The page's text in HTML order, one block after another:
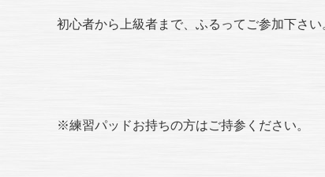
初心者から上級者まで、ふるってご参加下さい
※練習パッドお持ちの方はご持参ください。